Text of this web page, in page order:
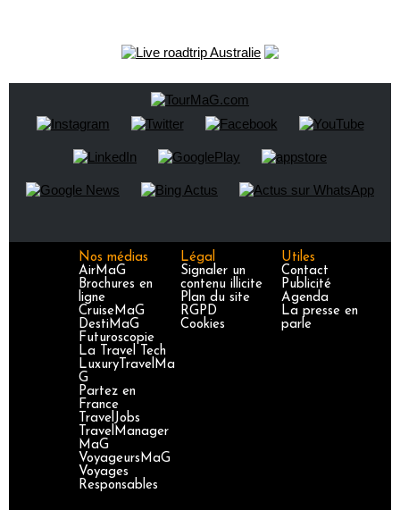
Nos médias
AirMaG
Brochures en
ligne
CruiseMaG
DestiMaG
Futuroscopie
La Travel Tech
LuxuryTravelMa
G
Partez en
France
TravelJobs
TravelManager
MaG
VoyageursMaG
Voyages
Responsables
Légal
Signaler un
contenu illicite
Plan du site
RGPD
Cookies
Utiles
Contact
Publicité
Agenda
La presse en
parle